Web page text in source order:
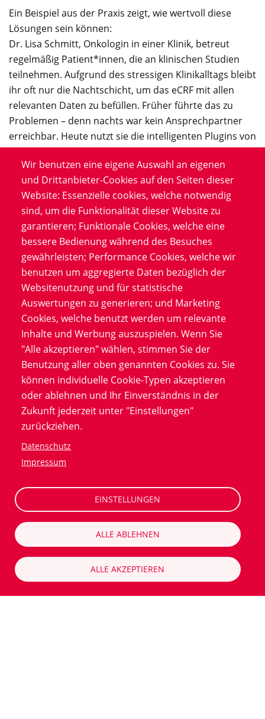
Ein Beispiel aus der Praxis zeigt, wie wertvoll diese
Lösungen sein können:
Dr. Lisa Schmitt, Onkologin in einer Klinik, betreut
regelmäßig Patient*innen, die an klinischen Studien
teilnehmen. Aufgrund des stressigen Klinikalltags bleibt
ihr oft nur die Nachtschicht, um das eCRF mit allen
relevanten Daten zu befüllen. Früher führte das zu
Problemen – denn nachts war kein Ansprechpartner
erreichbar. Heute nutzt sie die intelligenten Plugins von
Alcedis.
1. Integrierter User-Support direkt im
Für eine reibungslose Nutzung des electronic Case
Report Form (eCRF)-Systems bietet Alcedis ein User-
Support-Plugin, das direkt im eCRF eingebunden ist.
Damit können Ärztinnen und Ärzte wie Dr. Schmitt ihre
Fragen direkt im System stellen. Der jeweilige
Themenbereich wird automatisch zugeordnet und per
Push-Nachricht an die zuständigen
Studienverantwortlichen weitergeleitet. So lassen sich
klinische Informationen gezielt klären – effizient und
dokumentiert.
White Paper
Wir benutzen eine eigene Auswahl an eigenen
und Drittanbieter-Cookies auf den Seiten dieser
Website: Essenzielle cookies, welche notwendig
sind, um die Funktionalität dieser Website zu
garantieren; Funktionale Cookies, welche eine
bessere Bedienung während des Besuches
gewährleisten; Performance Cookies, welche wir
benutzen um aggregierte Daten bezüglich der
Websitenutzung und für statistische
Auswertungen zu generieren; und Marketing
Cookies, welche benutzt werden um relevante
Inhalte und Werbung auszuspielen. Wenn Sie
"Alle akzeptieren" wählen, stimmen Sie der
Benutzung aller oben genannten Cookies zu. Sie
können individuelle Cookie-Typen akzeptieren
oder ablehnen und Ihr Einverständnis in der
Zukunft jederzeit unter "Einstellungen"
zurückziehen.
Datenschutz
Impressum
EINSTELLUNGEN
ALLE ABLEHNEN
ALLE AKZEPTIEREN